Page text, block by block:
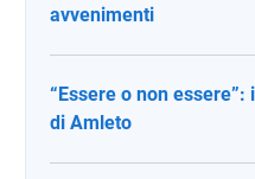
avvenimenti
“Essere o non
di Amleto